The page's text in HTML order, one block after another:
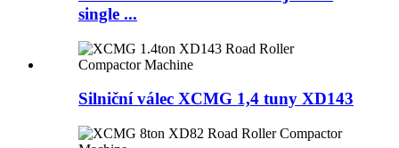
single ...
Silniční válec XCMG 1,4 tuny XD143